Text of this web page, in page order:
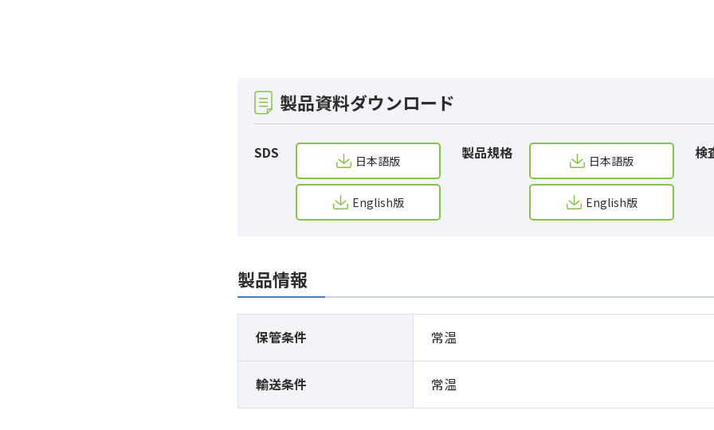
製品資料ダウンロード
SDS 日本語版
English版
製品規格 日本語版
English版
検
製品情報
保管条件 常温
輸送条件 常温